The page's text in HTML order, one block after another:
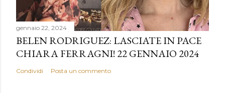
gennaio 22, 2024
BELEN RODRIGUEZ: LASCIATE IN PACE
CHIARA FERRAGNI! 22 GENNAIO 2024
Condividi Posta un commento